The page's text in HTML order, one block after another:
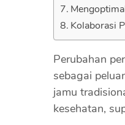
Kolaborasi
Perubahan
sebagai
jamu
kesehatan,